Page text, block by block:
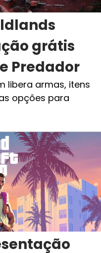
grátis
Predador
libera armas, itens
opções para